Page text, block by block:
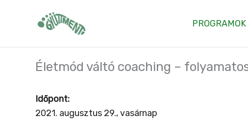
PROGRAMOK
Életmód váltó coaching –
Időpont:
2021. augusztus 29., vasárnap